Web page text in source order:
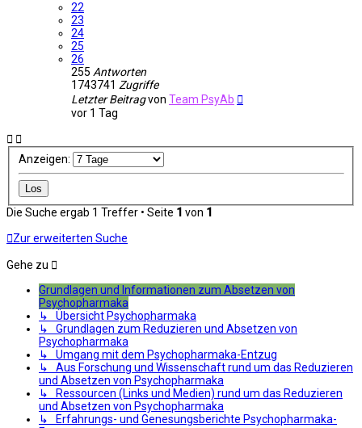
22
23
24
25
26
255 Antworten
1743741 Zugriffe
Letzter Beitragvon Team PsyAb
vor 1 Tag
Anzeigen:
Die Suche ergab 1 Treffer • Seite 1 von 1
Zur erweiterten Suche
Gehe zu
Grundlagen und Informationen zum Absetzen von
Psychopharmaka
↳ Übersicht Psychopharmaka
↳ Grundlagen zum Reduzieren und Absetzen von
Psychopharmaka
↳ Umgang mit dem Psychopharmaka-Entzug
↳ Aus Forschung und Wissenschaft rund um das Reduzieren
und Absetzen von Psychopharmaka
↳ Ressourcen (Links und Medien) rund um das Reduzieren
und Absetzen von Psychopharmaka
↳ Erfahrungs- und Genesungsberichte Psychopharmaka-